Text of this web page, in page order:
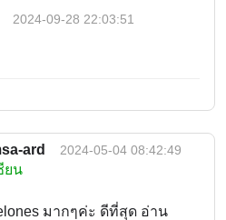
2024-09-28 22:03:51
ard 2024-05-04 08:42:49
ยน
มากๆค่ะ ดีที่สุด อ่าน